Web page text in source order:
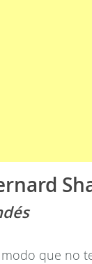
que no